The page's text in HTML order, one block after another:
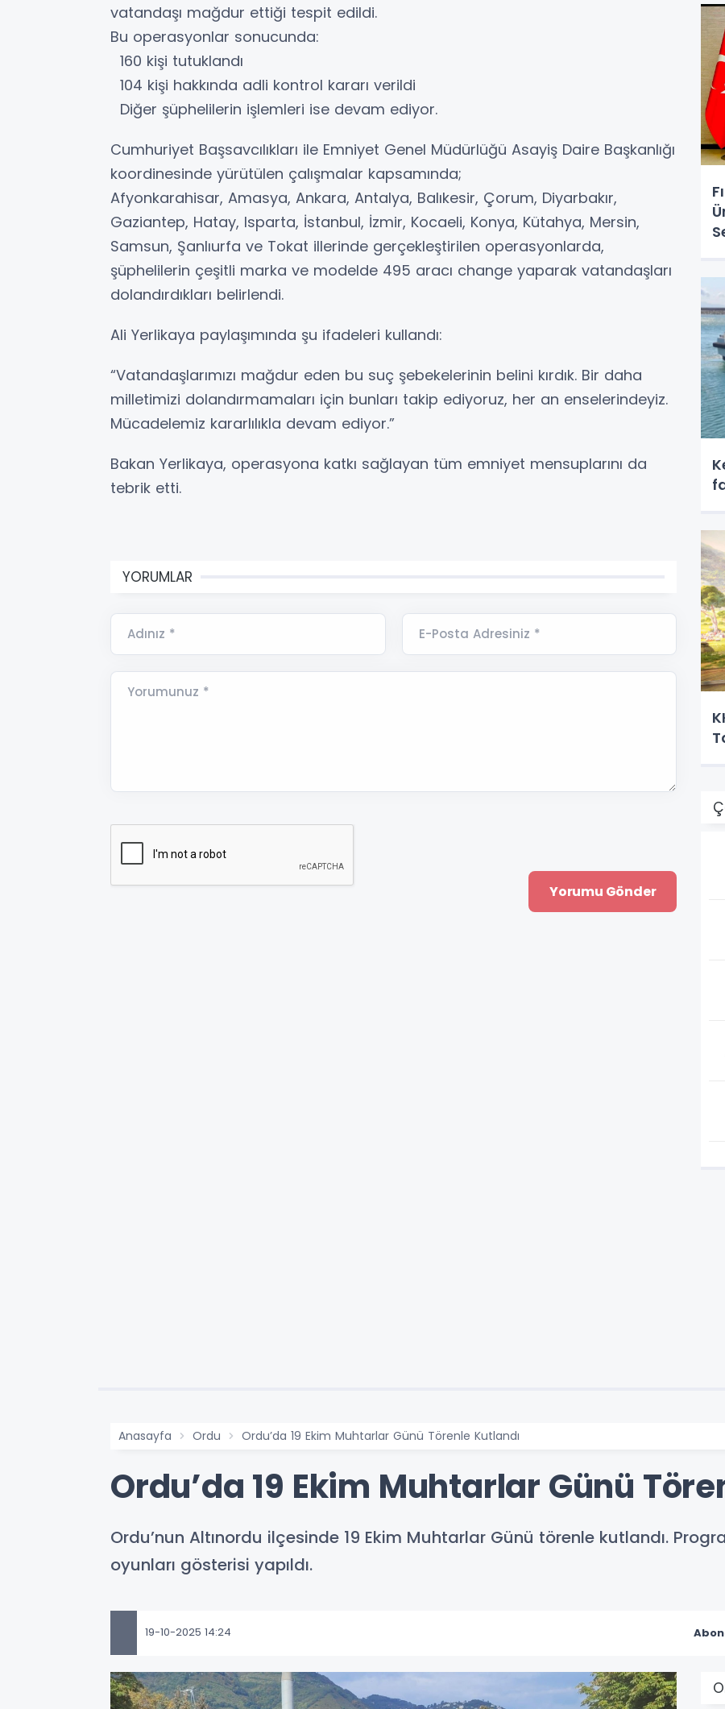
vatandaşı mağdur ettiği tespit edildi.
Bu operasyonlar sonucunda:
160 kişi tutuklandı
104 kişi hakkında adli kontrol kararı verildi
Diğer şüphelilerin işlemleri ise devam ediyor.
Cumhuriyet Başsavcılıkları ile Emniyet Genel Müdürlüğü Asayiş Daire Başkanlığı
koordinesinde yürütülen çalışmalar kapsamında;
Afyonkarahisar, Amasya, Ankara, Antalya, Balıkesir, Çorum, Diyarbakır,
Gaziantep, Hatay, Isparta, İstanbul, İzmir, Kocaeli, Konya, Kütahya, Mersin,
Samsun, Şanlıurfa ve Tokat illerinde gerçekleştirilen operasyonlarda,
şüphelilerin çeşitli marka ve modelde 495 aracı change yaparak vatandaşları
dolandırdıkları belirlendi.
Ali Yerlikaya paylaşımında şu ifadeleri kullandı:
“Vatandaşlarımızı mağdur eden bu suç şebekelerinin belini kırdık. Bir daha
milletimizi dolandırmamaları için bunları takip ediyoruz, her an enselerindeyiz.
Mücadelemiz kararlılıkla devam ediyor.”
Bakan Yerlikaya, operasyona katkı sağlayan tüm emniyet mensuplarını da
tebrik etti.
YORUMLAR
Adınız * E-Posta Adresiniz *
Yorumunuz *
Anasayfa Ordu Ordu’da 19 Ekim Muhtarlar Günü Törenle Kutlandı
Ordu’da 19 Ekim Muhtarlar Günü
Ordu’nun Altınordu ilçesinde 19 Ekim Muhtarlar Günü törenle kutlandı.
oyunları gösterisi yapıldı.
19-10-2025 14:24